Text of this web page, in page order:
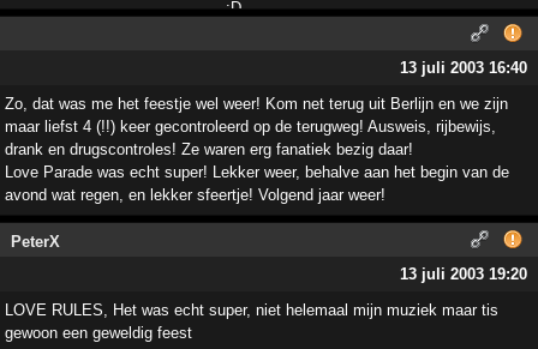
13 juli 2003 16:40
Zo, dat was me het feestje wel weer! Kom net terug uit Berlijn en we zijn
maar liefst 4 (!!) keer gecontroleerd op de terugweg! Ausweis, rijbewijs,
drank en drugscontroles! Ze waren erg fanatiek bezig daar!
Love Parade was echt super! Lekker weer, behalve aan het begin van de
avond wat regen, en lekker sfeertje! Volgend jaar weer!
PeterX
13 juli 2003 19:20
LOVE RULES, Het was echt super, niet helemaal mijn muziek maar tis
gewoon een geweldig feest